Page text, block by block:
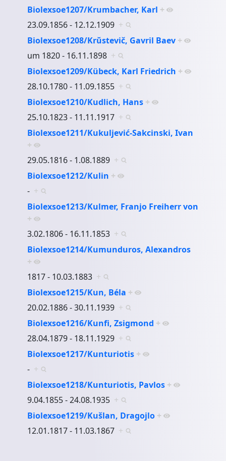
Biolexsoe1207/Krumbacher, Karl +
23.09.1856 - 12.12.1909 +
Biolexsoe1208/Krŭstevič, Gavril Baev +
um 1820 - 16.11.1898 +
Biolexsoe1209/Kübeck, Karl Friedrich +
28.10.1780 - 11.09.1855 +
Biolexsoe1210/Kudlich, Hans +
25.10.1823 - 11.11.1917 +
Biolexsoe1211/Kukuljević-Sakcinski, Ivan
+
29.05.1816 - 1.08.1889 +
Biolexsoe1212/Kulin +
- +
Biolexsoe1213/Kulmer, Franjo Freiherr von
+
3.02.1806 - 16.11.1853 +
Biolexsoe1214/Kumunduros, Alexandros
+
1817 - 10.03.1883 +
Biolexsoe1215/Kun, Béla +
20.02.1886 - 30.11.1939 +
Biolexsoe1216/Kunfi, Zsigmond +
28.04.1879 - 18.11.1929 +
Biolexsoe1217/Kunturiotis +
- +
Biolexsoe1218/Kunturiotis, Pavlos +
9.04.1855 - 24.08.1935 +
Biolexsoe1219/Kušlan, Dragojlo +
12.01.1817 - 11.03.1867 +